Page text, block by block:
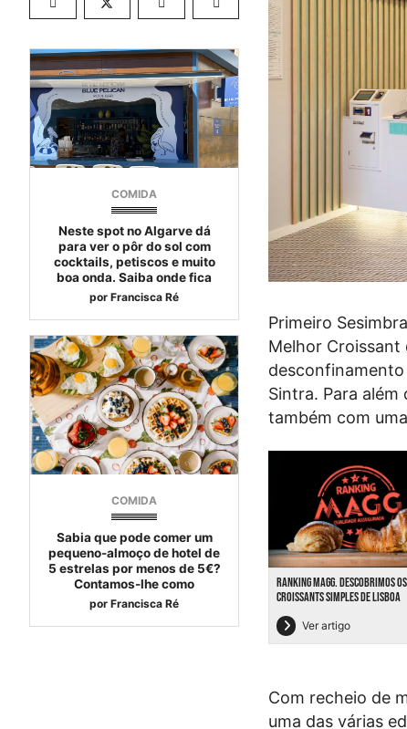
COMIDA
Neste spot no Algarve dá
para ver o pôr do sol com
cocktails, petiscos e muito
boa onda. Saiba onde fica
por Francisca Ré
COMIDA
Sabia que pode comer um
pequeno-almoço de hotel de
5 estrelas por menos de 5€?
Contamos-lhe como
por Francisca Ré
Primeiro
Melhor Croissant
Sintra. Para
também com
RANKING MAGG. DESCOBRIMOS
CROISSANTS SIMPLES DE LISBOA
Ver artigo
Com recheio de
uma das várias